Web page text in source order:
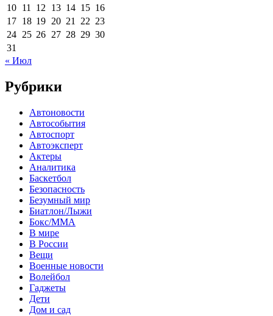
10 11 12 13 14 15 16
17 18 19 20 21 22 23
24 25 26 27 28 29 30
31
« Июл
Рубрики
Автоновости
Автособытия
Автоспорт
Автоэксперт
Актеры
Аналитика
Баскетбол
Безопасность
Безумный мир
Биатлон/Лыжи
Бокс/MMA
В мире
В России
Вещи
Военные новости
Волейбол
Гаджеты
Дети
Дом и сад